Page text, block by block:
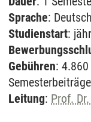
Sprache: Deutsch
Studienstart:
Gebühren:
Leitung: Prof.